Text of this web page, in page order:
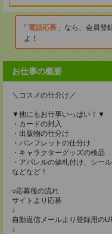
電話応募
なら、会員登
よ！
お仕事の概要
＼コスメの仕分け／
▼他にもお仕事いっぱい！▼
・カードの封入
・出版物の仕分け
・パンフレットの仕分け
・キャラクターグッズの検品
・アパレルの値札付け、シー
などなど！
○応募後の流れ
サイトより応募
↓
自動返信メールより登録用の
↓